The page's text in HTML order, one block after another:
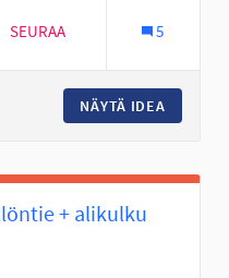
31 SEURAAJAA
SEURAA 5
NÄYTÄ IDEA
+ alikulku